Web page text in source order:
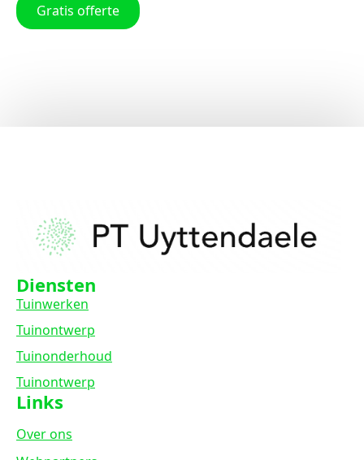
Gratis offerte
Diensten
Tuinwerken
Tuinontwerp
Tuinonderhoud
Tuinontwerp
Links
Over ons